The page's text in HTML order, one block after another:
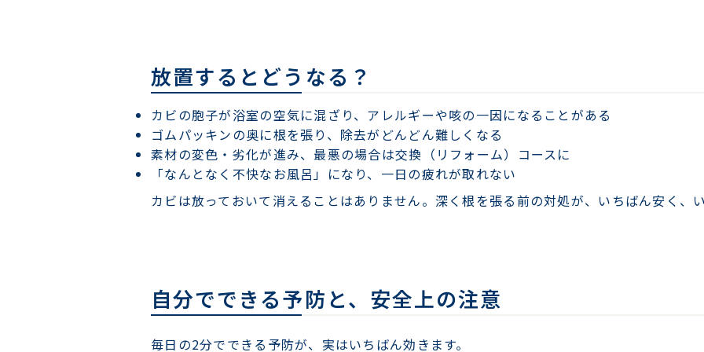
放置するとどうなる？
カビの胞子が浴室の空気に混ざり、アレルギーや咳の一因になることがある
ゴムパッキンの奥に根を張り、除去がどんどん難しくなる
素材の変色・劣化が進み、最悪の場合は交換（リフォーム）コースに
「なんとなく不快なお風呂」になり、一日の疲れが取れない
カビは放っておいて消えることはありません。深く根を張る前の対処が、いちばん安く、い
自分でできる予防と、安全上の注意
毎日の2分でできる予防が、実はいちばん効きます。